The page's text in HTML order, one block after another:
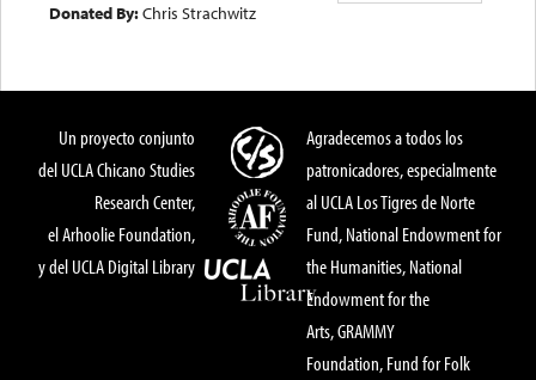
Donated By:Chris Strachwitz
Un proyecto conjunto
del UCLA Chicano Studies
Research Center,
el Arhoolie Foundation,
y del UCLA Digital Library
Agradecemos a todos los
patronicadores, especialmente
al UCLA Los Tigres de Norte
Fund, National Endowment for
the Humanities, National
Endowment for the
Arts, GRAMMY
Foundation, Fund for Folk